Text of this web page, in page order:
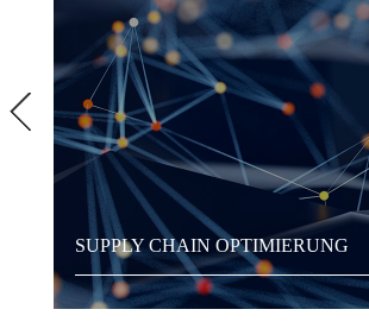
SUPPLY CHAIN OPTIMIERUNG